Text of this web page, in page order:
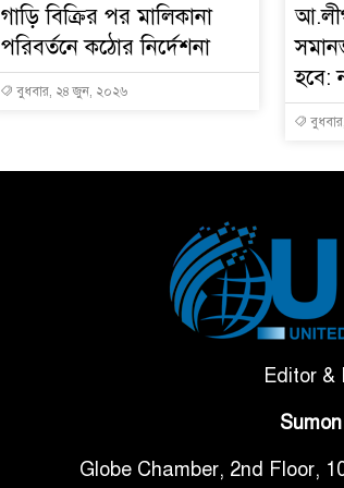
গাড়ি বিক্রির পর মালিকানা
পরিবর্তনে কঠোর নির্দেশনা
বুধবার, ২৪ জুন, ২০২৬
হবে:
Editor &
Globe Chamber, 2nd Floor,